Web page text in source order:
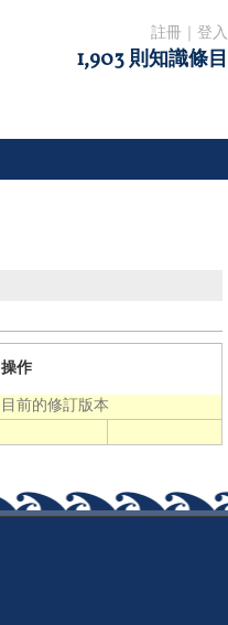
註冊 登入
1,903 則知識條目
操作
目前的修訂版本